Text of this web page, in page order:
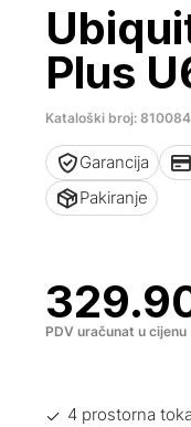
Plus
Kataloški broj:
Garancija
Pakiranje
PDV uračunat u cijenu
4 prostorna toka